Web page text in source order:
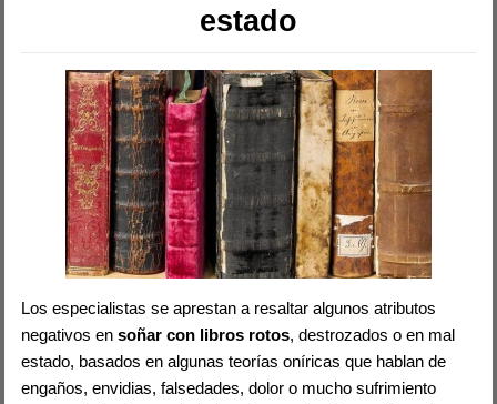
estado
Los especialistas se aprestan a resaltar algunos atributos
negativos ensoñar con libros rotos, destrozados o en mal
estado, basados en algunas teorías oníricas que hablan de
engaños, envidias, falsedades, dolor o mucho sufrimiento